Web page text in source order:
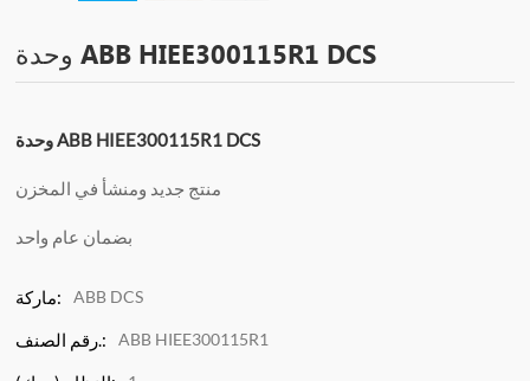
وحدة ABB HIEE300115R1 DCS
وحدة ABB HIEE300115R1 DCS
منتج جديد ومنشأ في المخزن
بضمان عام واحد
ماركة: ABB DCS
رقم الصنف.: ABB HIEE300115R1